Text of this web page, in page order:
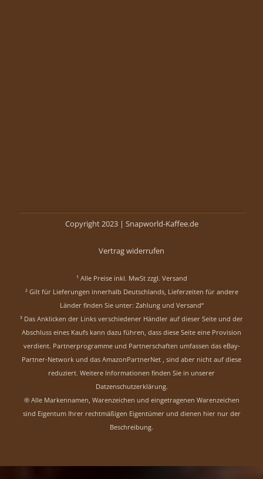
Copyright 2023 | Snapworld-Kaffee.de
Vertrag widerrufen
¹ Alle Preise inkl. MwSt zzgl. Versand
² Gilt für Lieferungen innerhalb Deutschlands, Lieferzeiten für andere
Länder finden Sie unter: Zahlung und Versand“
³ Das Anklicken der Links verschiedener Händler auf dieser Seite und der
Abschluss eines Kaufs kann dazu führen, dass diese Seite eine Provision
verdient. Partnerprogramme und Partnerschaften umfassen das eBay-
Partner-Network und das AmazonPartnerNet , sind aber nicht auf diese
reduziert. Weitere Informationen finden Sie in unserer
Datzenschutzerklärung.
® Alle Markennamen, Warenzeichen und eingetragenen Warenzeichen
sind Eigentum Ihrer rechtmäßigen Eigentümer und dienen hier nur der
Beschreibung.